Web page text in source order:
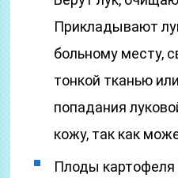
Прикладывают
больному месту,
тонкой тканью
попадания
кожу, так как
Плоды картофеля